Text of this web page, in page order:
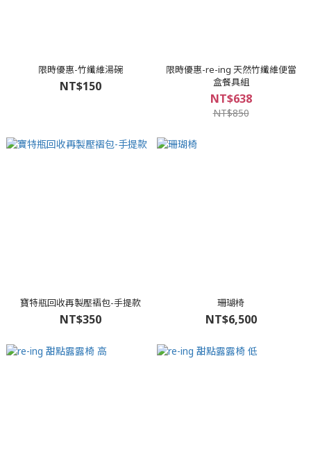
限時優惠-竹纖維湯碗
NT$150
限時優惠-re-ing 天然竹纖維便當
盒餐具組
NT$638
NT$850
寶特瓶回收再製壓褶包-手提款
NT$350
珊瑚椅
NT$6,500